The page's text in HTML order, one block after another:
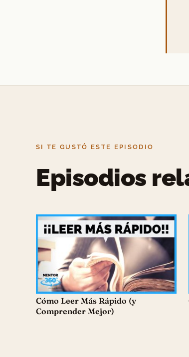
SI TE GUSTÓ ESTE EPISODIO
Episodios
Cómo Leer Más Rápido (y
Comprender Mejor)